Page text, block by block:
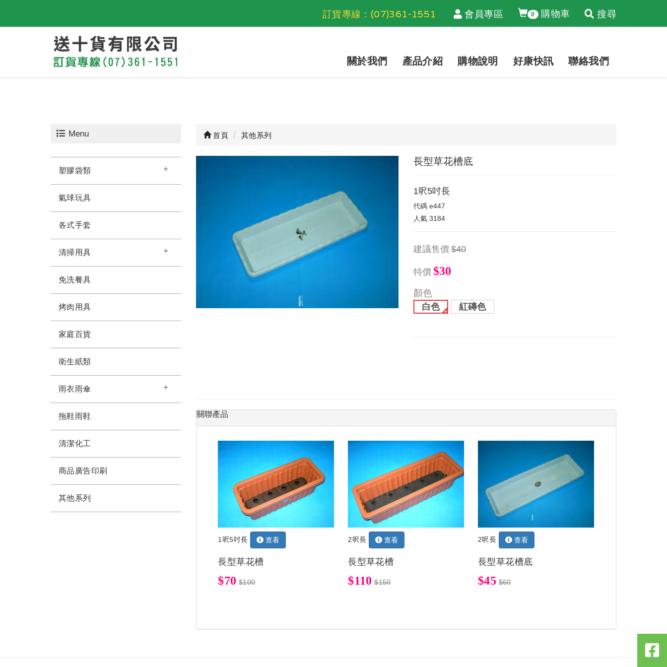
訂貨專線： (07)361-1551 會員專區 0 購物車 搜尋
關於我們 產品介紹 購物說明 好康快訊 聯絡我們
Menu
塑膠袋類
氣球玩具
各式手套
清掃用具
免洗餐具
烤肉用具
家庭百貨
衛生紙類
雨衣雨傘
拖鞋雨鞋
清潔化工
商品廣告印刷
其他系列
首頁 其他系列
長型草花槽底
1呎5吋長
代碼e447
人氣3184
建議售價 $40
特價 $30
顏色
白色 紅磚色
關聯產品
1呎5吋長 查看
長型草花槽
$70 $100
2呎長 查看
長型草花槽
$110 $150
2呎長 查看
長型草花槽底
$45 $60